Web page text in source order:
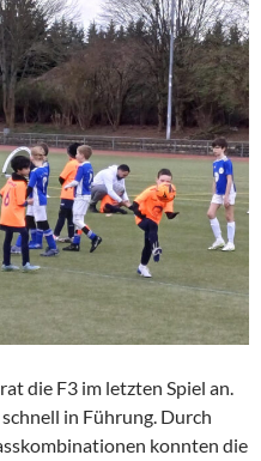
die F3 im letzten Spiel an.
in Führung. Durch
konnten die